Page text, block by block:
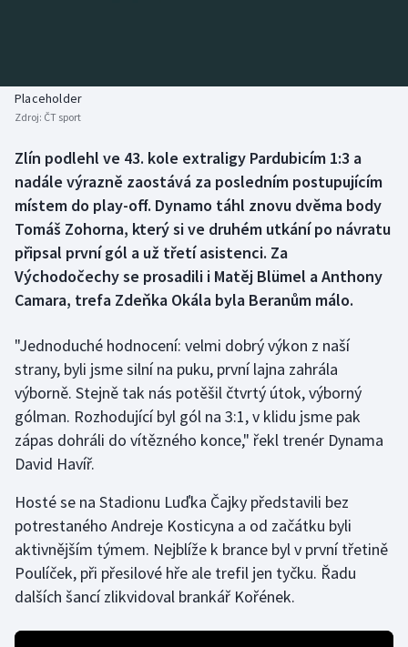
Biatlon
Box
Curling
Dostihy
Florbal
Futsal
Golf
Gymnastika
Jezdectví
Judo
Aplikace ČT sport
Placeholder
Zdroj: ČT sport
Zlín podlehl ve 43. kole extraligy Pardubicím 1:3 a
nadále výrazně zaostává za posledním postupujícím
místem do play-off. Dynamo táhl znovu dvěma body
Tomáš Zohorna, který si ve druhém utkání po návratu
připsal první gól a už třetí asistenci. Za
Východočechy se prosadili i Matěj Blümel a Anthony
Camara, trefa Zdeňka Okála byla Beranům málo.
"Jednoduché hodnocení: velmi dobrý výkon z naší
strany, byli jsme silní na puku, první lajna zahrála
výborně. Stejně tak nás potěšil čtvrtý útok, výborný
gólman. Rozhodující byl gól na 3:1, v klidu jsme pak
zápas dohráli do vítězného konce," řekl trenér Dynama
David Havíř.
Hosté se na Stadionu Luďka Čajky představili bez
potrestaného Andreje Kosticyna a od začátku byli
aktivnějším týmem. Nejblíže k brance byl v první třetině
Poulíček, při přesilové hře ale trefil jen tyčku. Řadu
dalších šancí zlikvidoval brankář Kořének.